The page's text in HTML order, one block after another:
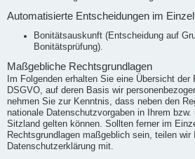
Automatisierte Entscheidungen im
Bonitätsauskunft (Entscheidung auf
Bonitätsprüfung).
Maßgebliche Rechtsgrundlagen
Im Folgenden erhalten Sie eine Übersicht der
DSGVO, auf deren Basis wir
nehmen Sie zur Kenntnis, dass neben den
nationale Datenschutzvorgaben in Ihrem bzw.
Sitzland gelten können. Sollten ferner im
Rechtsgrundlagen maßgeblich sein, teilen wir
Datenschutzerklärung mit.